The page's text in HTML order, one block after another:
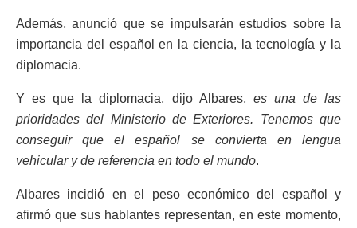
Además, anunció que se impulsarán estudios sobre la
importancia del español en la ciencia, la tecnología y la
diplomacia.
Y es que la diplomacia, dijo Albares, es una de las
prioridades del Ministerio de Exteriores. Tenemos que
conseguir que el español se convierta en lengua
vehicular y de referencia en todo el mundo.
Albares incidió en el peso económico del español y
afirmó que sus hablantes representan, en este momento,